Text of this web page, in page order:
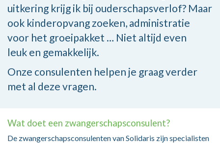
uitkering krijg ik bij ouderschapsverlof? Maar
ook kinderopvang zoeken, administratie
voor het groeipakket … Niet altijd even
leuk en gemakkelijk.
Onze consulenten helpen je graag verder
met al deze vragen.
Wat doet een zwangerschapsconsulent?
De zwangerschapsconsulenten van Solidaris zijn specialisten